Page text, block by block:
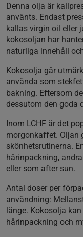
Denna olja är
använts. Endast
kallas virgin oil eller
kokosoljan har
naturliga innehåll
Kokosolja går
använda som
bakning. Eftersom
dessutom den goda
Inom LCHF är det
morgonkaffet. Oljan
skönhetsrutinerna.
hårinpackning,
eller som after sun.
Antal doser per
användning:
länge. Kokosolja
hårinpackning och